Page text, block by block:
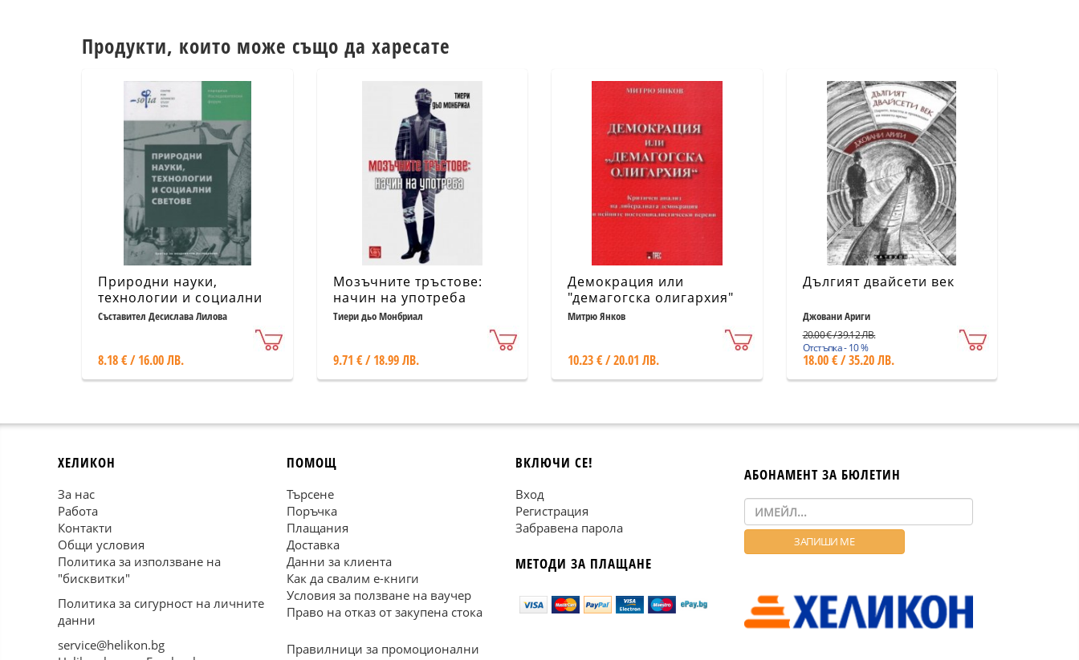
Продукти, които може също да харесате
Природни науки,
технологии и социални
светове. Сборник статии
Съставител Десислава Лилова
8.18 € / 16.00 ЛВ.
Мозъчните тръстове:
начин на употреба
Тиери дьо Монбриал
9.71 € / 18.99 ЛВ.
Демокрация или
"демагогска олигархия"
Митрю Янков
10.23 € / 20.01 ЛВ.
Дългият двайсети век
Джовани Ариги
20.00 € / 39.12 ЛВ.
Отстъпка - 10 %
18.00 € / 35.20 ЛВ.
ХЕЛИКОН
За нас
Работа
Контакти
Общи условия
Политика за използване на
"бисквитки"
Политика за сигурност на личните
данни
service@helikon.bg
ПОМОЩ
Търсене
Поръчка
Плащания
Доставка
Данни за клиента
Как да свалим е-книги
Условия за ползване на ваучер
Право на отказ от закупена стока
Правилници за промоционални
ВКЛЮЧИ СЕ!
Вход
Регистрация
Забравена парола
МЕТОДИ ЗА ПЛАЩАНЕ
АБОНАМЕНТ ЗА БЮЛЕТИН